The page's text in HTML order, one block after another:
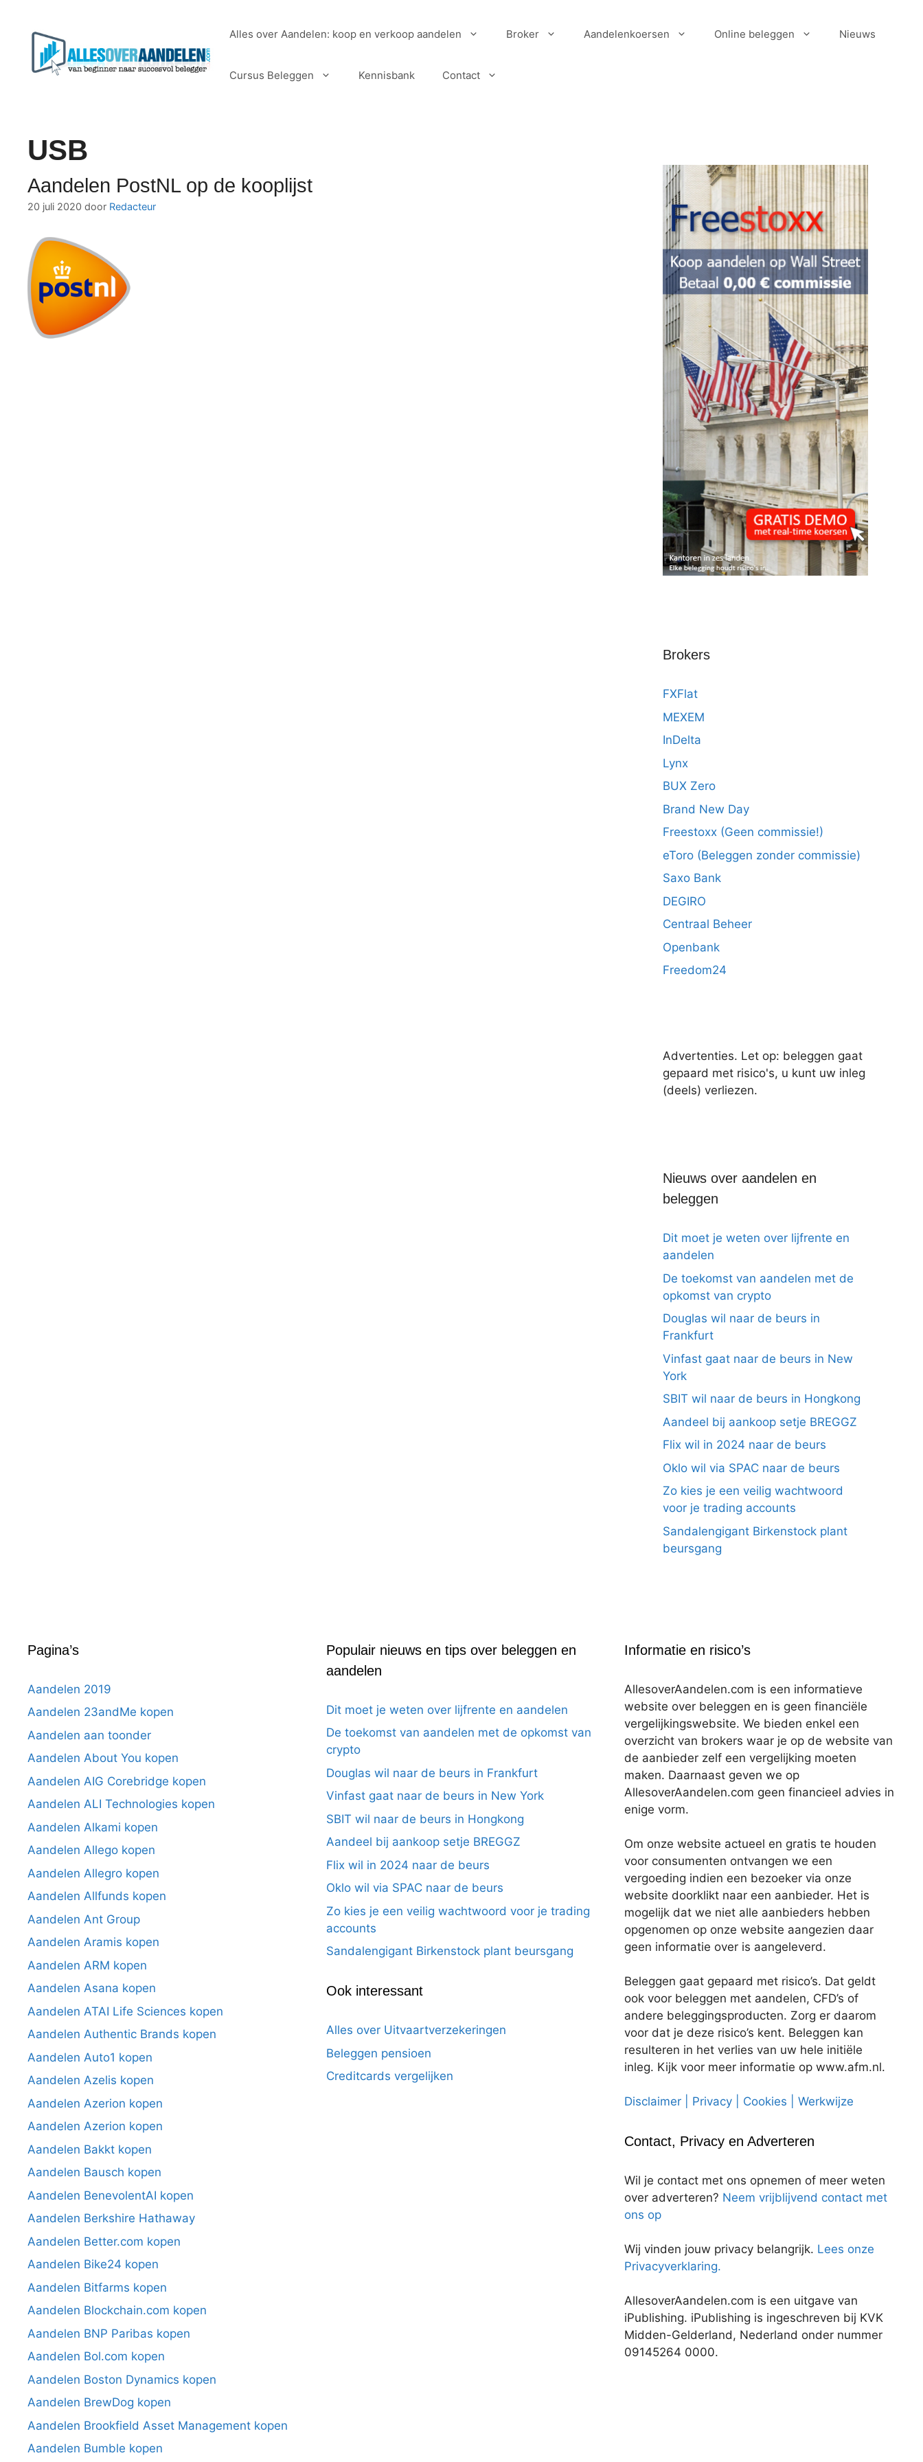
Alles over Aandelen: koop en verkoop aandelen Broker Aandelenkoersen Online beleggen Nieuws
Cursus Beleggen Kennisbank Contact
USB
Aandelen PostNL op de kooplijst
20 juli 2020 door Redacteur
Brokers
FXFlat
MEXEM
InDelta
Lynx
BUX Zero
Brand New Day
Freestoxx (Geen commissie!)
eToro (Beleggen zonder commissie)
Saxo Bank
DEGIRO
Centraal Beheer
Openbank
Freedom24
Advertenties. Let op: beleggen gaat
gepaard met risico's, u kunt uw inleg
(deels) verliezen.
Nieuws over aandelen en
beleggen
Dit moet je weten over lijfrente en
aandelen
De toekomst van aandelen met de
opkomst van crypto
Douglas wil naar de beurs in
Frankfurt
Vinfast gaat naar de beurs in New
York
SBIT wil naar de beurs in Hongkong
Aandeel bij aankoop setje BREGGZ
Flix wil in 2024 naar de beurs
Oklo wil via SPAC naar de beurs
Zo kies je een veilig wachtwoord
voor je trading accounts
Sandalengigant Birkenstock plant
beursgang
Pagina’s
Aandelen 2019
Aandelen 23andMe kopen
Aandelen aan toonder
Aandelen About You kopen
Aandelen AIG Corebridge kopen
Aandelen ALI Technologies kopen
Aandelen Alkami kopen
Aandelen Allego kopen
Aandelen Allegro kopen
Aandelen Allfunds kopen
Aandelen Ant Group
Aandelen Aramis kopen
Aandelen ARM kopen
Aandelen Asana kopen
Aandelen ATAI Life Sciences kopen
Aandelen Authentic Brands kopen
Aandelen Auto1 kopen
Aandelen Azelis kopen
Aandelen Azerion kopen
Aandelen Azerion kopen
Aandelen Bakkt kopen
Aandelen Bausch kopen
Aandelen BenevolentAI kopen
Aandelen Berkshire Hathaway
Aandelen Better.com kopen
Aandelen Bike24 kopen
Aandelen Bitfarms kopen
Aandelen Blockchain.com kopen
Aandelen BNP Paribas kopen
Aandelen Bol.com kopen
Aandelen Boston Dynamics kopen
Aandelen BrewDog kopen
Aandelen Brookfield Asset Management kopen
Aandelen Bumble kopen
Populair nieuws en tips over beleggen en
aandelen
Dit moet je weten over lijfrente en aandelen
De toekomst van aandelen met de opkomst van
crypto
Douglas wil naar de beurs in Frankfurt
Vinfast gaat naar de beurs in New York
SBIT wil naar de beurs in Hongkong
Aandeel bij aankoop setje BREGGZ
Flix wil in 2024 naar de beurs
Oklo wil via SPAC naar de beurs
Zo kies je een veilig wachtwoord voor je trading
accounts
Sandalengigant Birkenstock plant beursgang
Ook interessant
Alles over Uitvaartverzekeringen
Beleggen pensioen
Creditcards vergelijken
Informatie en risico’s
AllesoverAandelen.com is een informatieve
website over beleggen en is geen financiële
vergelijkingswebsite. We bieden enkel een
overzicht van brokers waar je op de website van
de aanbieder zelf een vergelijking moeten
maken. Daarnaast geven we op
AllesoverAandelen.com geen financieel advies in
enige vorm.
Om onze website actueel en gratis te houden
voor consumenten ontvangen we een
vergoeding indien een bezoeker via onze
website doorklikt naar een aanbieder. Het is
mogelijk dat we niet alle aanbieders hebben
opgenomen op onze website aangezien daar
geen informatie over is aangeleverd.
Beleggen gaat gepaard met risico’s. Dat geldt
ook voor beleggen met aandelen, CFD’s of
andere beleggingsproducten. Zorg er daarom
voor dat je deze risico’s kent. Beleggen kan
resulteren in het verlies van uw hele initiële
inleg. Kijk voor meer informatie op www.afm.nl.
Disclaimer | Privacy | Cookies | Werkwijze
Contact, Privacy en Adverteren
Wil je contact met ons opnemen of meer weten
over adverteren? Neem vrijblijvend contact met
ons op
Wij vinden jouw privacy belangrijk. Lees onze
Privacyverklaring.
AllesoverAandelen.com is een uitgave van
iPublishing. iPublishing is ingeschreven bij KVK
Midden-Gelderland, Nederland onder nummer
09145264 0000.